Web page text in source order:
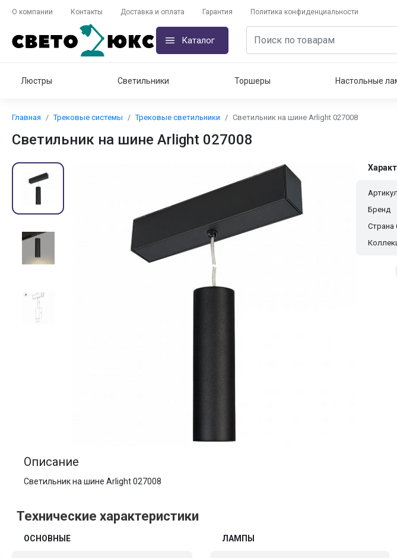
О компании Контакты Доставка и оплата Гарантия Политика конфиденциальности
Каталог
Люстры Светильники Торшеры Настольные
Главная Трековые системы Трековые светильники Светильник на шине Arlight 027008
Светильник на шине Arlight 027008
Артикул
Бренд
Страна
Описание
Светильник на шине Arlight 027008
Технические характеристики
ОСНОВНЫЕ ЛАМПЫ